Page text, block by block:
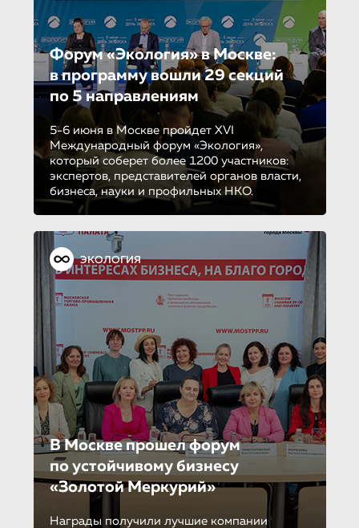
Форум «Экология» в Москве:
в программу вошли 29 секций
по 5 направле­ни­ям
5-6 июня в Москве пройдет XVI
Международный форум «Экология»,
который соберет более 1200 участников:
экспертов, представителей органов власти,
бизнеса, науки и профильных НКО.
ЭКОЛОГИЯ
В Москве прошел форум
по устойчиво­му бизнесу
«Золотой Меркурий»
Награды получили лучшие компании